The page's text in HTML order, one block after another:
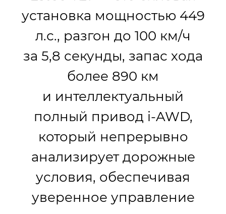
установка мощностью 449
л.с., разгон до 100 км/ч
за 5,8 секунды, запас хода
более 890 км
и интеллектуальный
полный привод i-AWD,
который непрерывно
анализирует дорожные
условия, обеспечивая
уверенное управление